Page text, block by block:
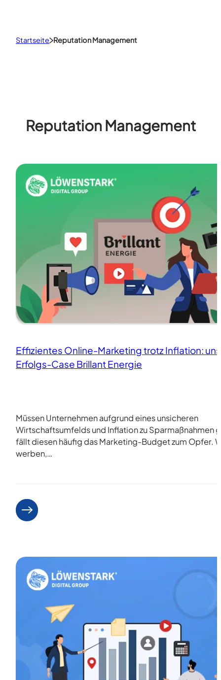
Startseite Reputation Management
Reputation Management
Effizientes Online-Marketing trotz Inflation:
Erfolgs-Case Brillant Energie
Müssen Unternehmen aufgrund eines unsicheren
Wirtschaftsumfelds und Inflation zu Sparmaßnahmen
fällt diesen häufig das Marketing-Budget zum Opfer.
werben,…
Weiterlesen